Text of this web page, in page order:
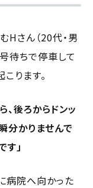
Hさん（20代・男
待ちで停車して
ります。
後ろからドンッ
分かりませんで
」
病院へ向かった